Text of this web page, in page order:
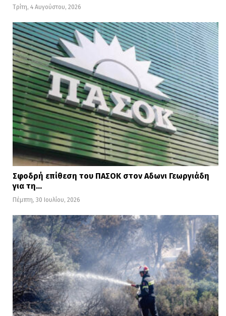
δ
Τρίτη, 4 Αυγούστου, 2026
Σφοδρή επίθεση του ΠΑΣΟΚ στον Αδωνι Γεωργιάδη
για τη…
Πέμπτη, 30 Ιουλίου, 2026